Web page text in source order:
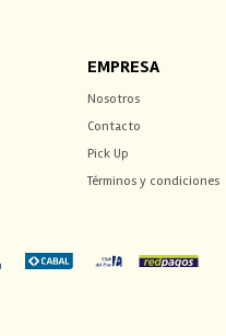
EMPRESA
Nosotros
Contacto
Pick Up
Términos y condiciones